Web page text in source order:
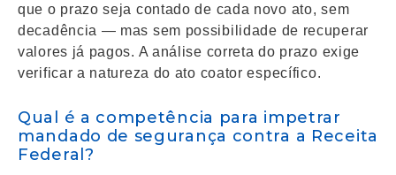
que o prazo seja contado de cada novo ato, sem
decadência — mas sem possibilidade de recuperar
valores já pagos. A análise correta do prazo exige
verificar a natureza do ato coator específico.
Qual é a competência para impetrar
mandado de segurança contra a Receita
Federal?